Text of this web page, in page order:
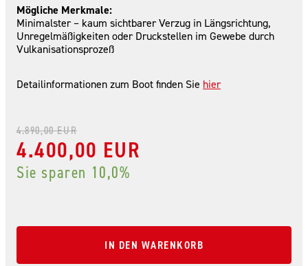
Mögliche Merkmale:
Minimalster – kaum sichtbarer Verzug in Längsrichtung,
Unregelmäßigkeiten oder Druckstellen im Gewebe durch
Vulkanisationsprozeß
Detailinformationen zum Boot finden Sie hier
4.890,00 EUR
4.400,00 EUR
Sie sparen 10,0%
IN DEN WARENKORB